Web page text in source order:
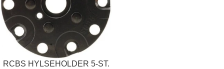
RCBS HYLSEHOLDER 5-ST.